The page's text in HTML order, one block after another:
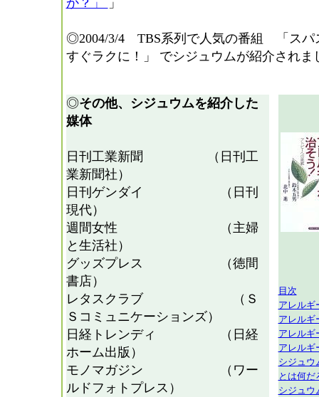
か？」 」
◎2004/3/4 TBS系列で人気の番組 「スパ
すぐラクに！」 でシジュウムが紹介されま
◎その他、シジュウムを紹介した
媒体
日刊工業新聞 （日刊工
業新聞社）
日刊ゲンダイ （日刊
現代）
週間女性 （主婦
と生活社）
グッズプレス （徳間
書店）
レタスクラブ （Ｓ
Ｓコミュニケーションズ）
日経トレンディ （日経
ホーム出版）
モノマガジン （ワー
ルドフォトプレス）
目次
アレルギ
アレルギ
アレルギ
アレルギ
シジュウ
とは何だ
シジュウ